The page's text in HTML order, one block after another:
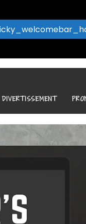
DIVERTISSEMENT